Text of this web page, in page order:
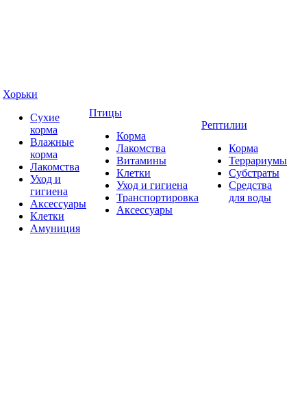
Хорьки
Сухие
корма
Влажные
корма
Лакомства
Уход и
гигиена
Аксессуары
Клетки
Амуниция
Птицы
Корма
Лакомства
Витамины
Клетки
Уход и гигиена
Транспортировка
Аксессуары
Рептилии
Корма
Террариумы
Субстраты
Средства
для воды